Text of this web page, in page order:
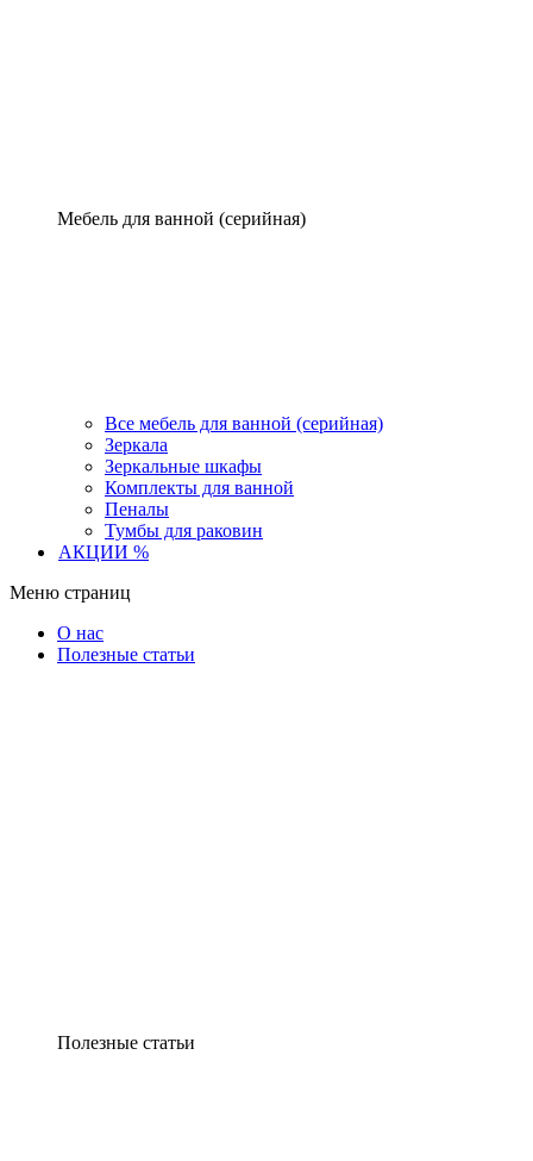
Мебель для ванной (серийная)
Все мебель для ванной (серийная)
Зеркала
Зеркальные шкафы
Комплекты для ванной
Пеналы
Тумбы для раковин
АКЦИИ %
Меню страниц
О нас
Полезные статьи
Полезные статьи